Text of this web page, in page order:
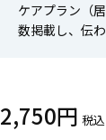
ケアプラン（
数掲載し、伝
2,750円 税込